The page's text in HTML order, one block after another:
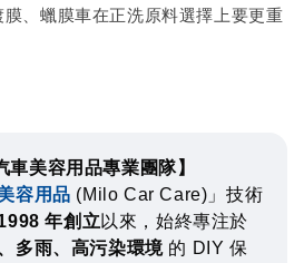
、蠟膜車在正洗原料選擇上要更重
車美容用品專業團隊】
容用品 (Milo Car Care)」技術
年創立 以來，始終專注於
多雨、高污染環境的 DIY 保